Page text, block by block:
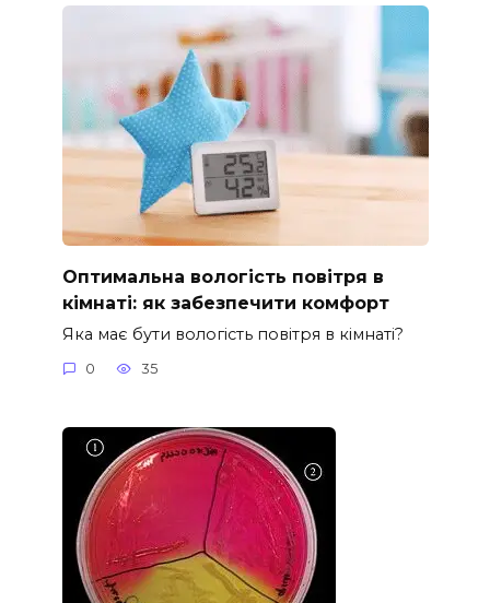
Оптимальна вологість повітря в
кімнаті: як забезпечити комфорт
Яка має бути вологість повітря в кімнаті?
0 35